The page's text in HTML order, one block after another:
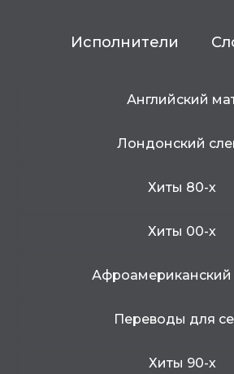
Исполнители
Английский
Лондонский
Хиты 80-х
Хиты 00-х
Афроамериканский
Переводы для
Хиты 90-х